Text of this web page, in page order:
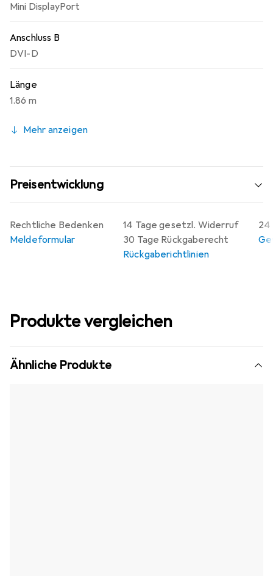
Mini DisplayPort
Anschluss B
DVI-D
Länge
1.86 m
Mehr anzeigen
Preisentwicklung
14 Tage gesetzl. Widerruf
30 Tage Rückgaberecht
Rückgaberichtlinien
24
Rechtliche Bedenken
Meldeformular
Produkte vergleichen
Ähnliche Produkte